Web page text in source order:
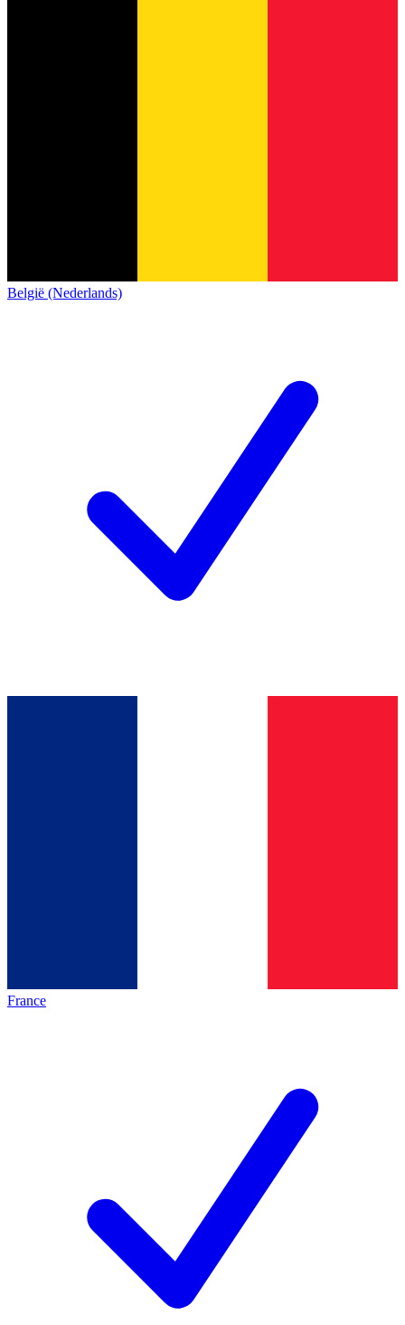
België (Nederlands)
France